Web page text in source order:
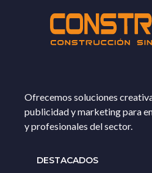
Ofrecemos soluciones
publicidad y marketing para
y profesionales del sector.
DESTACADOS